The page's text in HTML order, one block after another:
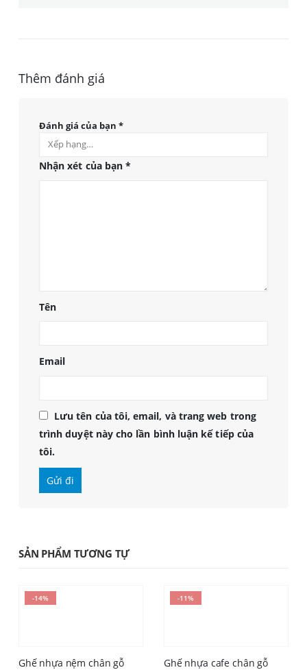
Thêm đánh giá
Đánh giá của bạn *
Nhận xét của bạn*
Tên
Email
Lưu tên của tôi, email, và trang web trong
trình duyệt này cho lần bình luận kế tiếp của
tôi.
SẢN PHẨM TƯƠNG TỰ
-14%
Ghế nhựa nệm chân gỗ
-11%
Ghế nhựa cafe chân gỗ